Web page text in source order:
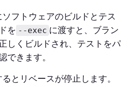
フトウェアのビルドとテス
を --exec に渡すと、ブラン
しくビルドされ、テストをパ
できます。
とリベースが停止します。